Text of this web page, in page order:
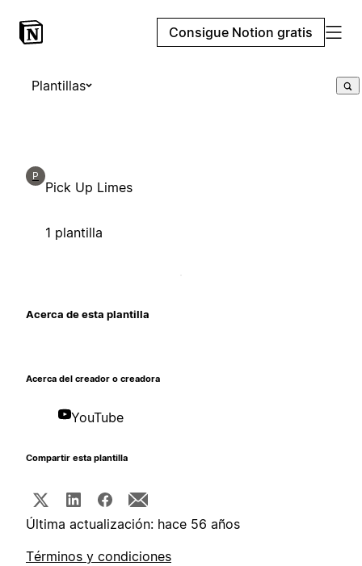
Consigue Notion gratis
Plantillas
P
Pick Up Limes
1 plantilla
Acerca de esta plantilla
Acerca del creador o creadora
YouTube
Compartir esta plantilla
Última actualización: hace 56 años
Términos y condiciones